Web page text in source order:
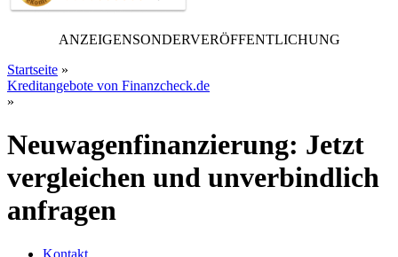
ANZEIGENSONDERVERÖFFENTLICHUNG
Startseite »
Kreditangebote von Finanzcheck.de
»
Neuwagenfinanzierung: Jetzt
vergleichen und unverbindlich
anfragen
Kontakt